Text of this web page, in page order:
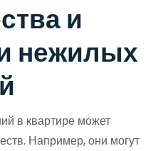
и
нежилых
в квартире может
Например, они могут